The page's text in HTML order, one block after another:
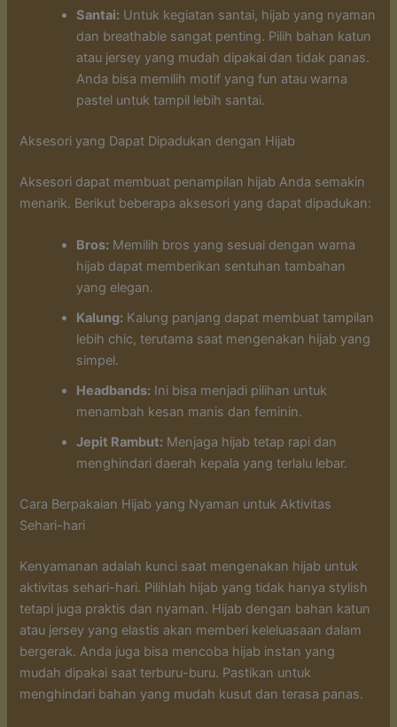
Santai: Untuk kegiatan santai, hijab yang nyaman
dan breathable sangat penting. Pilih bahan katun
atau jersey yang mudah dipakai dan tidak panas.
Anda bisa memilih motif yang fun atau warna
pastel untuk tampil lebih santai.
Aksesori yang Dapat Dipadukan dengan Hijab
Aksesori dapat membuat penampilan hijab Anda semakin
menarik. Berikut beberapa aksesori yang dapat dipadukan:
Bros: Memilih bros yang sesuai dengan warna
hijab dapat memberikan sentuhan tambahan
yang elegan.
Kalung: Kalung panjang dapat membuat tampilan
lebih chic, terutama saat mengenakan hijab yang
simpel.
Headbands: Ini bisa menjadi pilihan untuk
menambah kesan manis dan feminin.
Jepit Rambut: Menjaga hijab tetap rapi dan
menghindari daerah kepala yang terlalu lebar.
Cara Berpakaian Hijab yang Nyaman untuk Aktivitas
Sehari-hari
Kenyamanan adalah kunci saat mengenakan hijab untuk
aktivitas sehari-hari. Pilihlah hijab yang tidak hanya stylish
tetapi juga praktis dan nyaman. Hijab dengan bahan katun
atau jersey yang elastis akan memberi keleluasaan dalam
bergerak. Anda juga bisa mencoba hijab instan yang
mudah dipakai saat terburu-buru. Pastikan untuk
menghindari bahan yang mudah kusut dan terasa panas.